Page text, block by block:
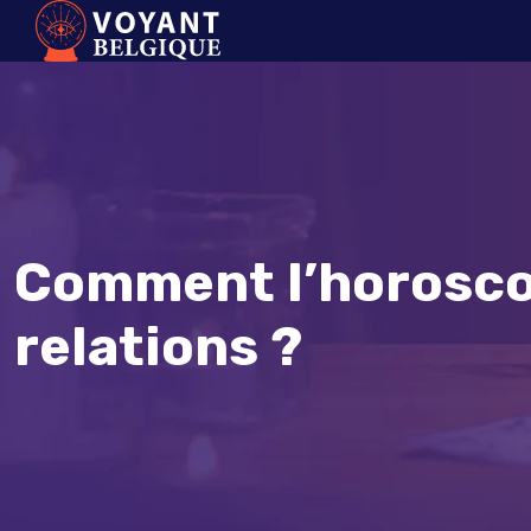
Comment
relations ?